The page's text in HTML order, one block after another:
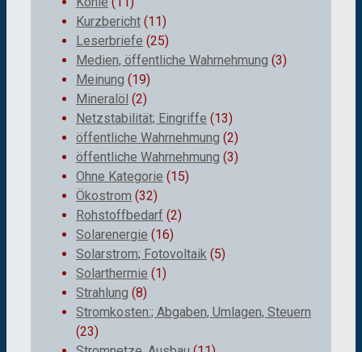
Kurzbericht (11)
Leserbriefe (25)
Medien, öffentliche Wahrnehmung (3)
Meinung (19)
Mineralöl (2)
Netzstabilität; Eingriffe (13)
öffentliche Wahrnehmung (2)
öffentliche Wahrnehmung (3)
Ohne Kategorie (15)
Ökostrom (32)
Rohstoffbedarf (2)
Solarenergie (16)
Solarstrom; Fotovoltaik (5)
Solarthermie (1)
Strahlung (8)
Stromkosten:; Abgaben, Umlagen, Steuern
(23)